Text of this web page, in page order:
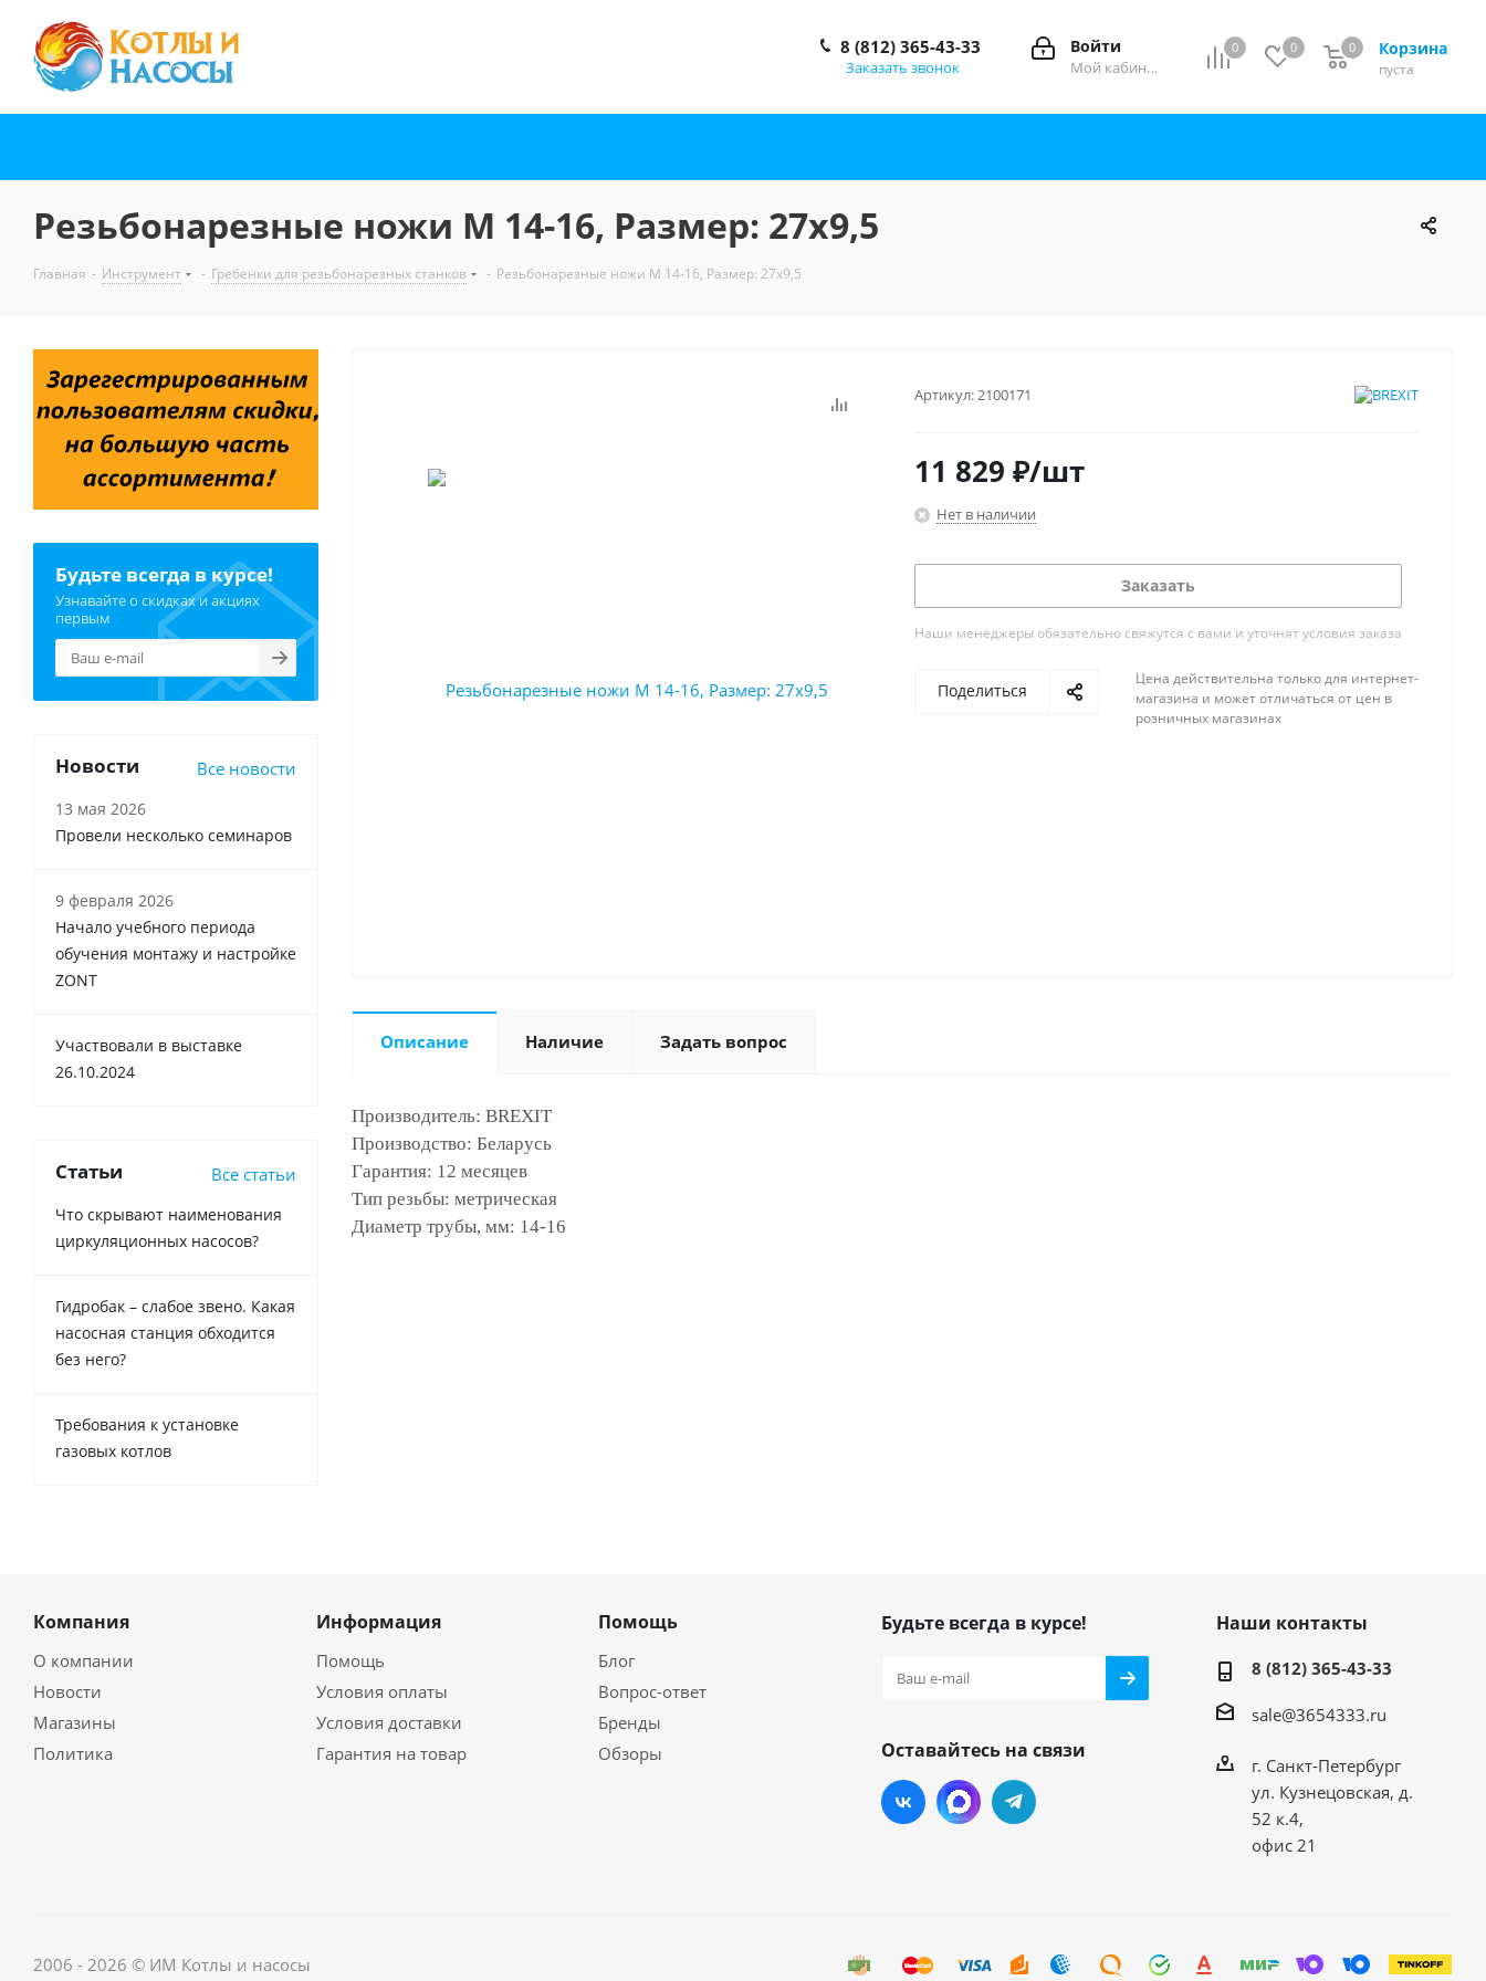
0 0 Корзина
0
пуста
0
Войти
Мой кабинет
8 (812) 365-43-33
Заказать звонок
Резьбонарезные ножи M 14-16, Размер: 27x9,5
Главная - Инструмент - Гребенки для резьбонарезных станков - Резьбонарезные ножи M 14-16, Размер: 27x9,5
Артикул:2100171
11 829 ₽/шт
Нет в наличии
Заказать
Наши менеджеры обязательно свяжутся с вами и уточнят условия заказа
Поделиться
Цена действительна только для интернет-
магазина и может отличаться от цен в
розничных магазинах
Описание Наличие Задать вопрос
Производитель: BREXIT
Производство: Беларусь
Гарантия: 12 месяцев
Тип резьбы: метрическая
Диаметр трубы, мм: 14-16
Будьте всегда в курсе!
Узнавайте о скидках и акциях
первым
Новости Все новости
13 мая 2026
Провели несколько семинаров
9 февраля 2026
Начало учебного периода
обучения монтажу и настройке
ZONT
Участвовали в выставке
26.10.2024
Статьи Все статьи
Что скрывают наименования
циркуляционных насосов?
Гидробак – слабое звено. Какая
насосная станция обходится
без него?
Требования к установке
газовых котлов
Компания
О компании
Новости
Магазины
Политика
Информация
Помощь
Условия оплаты
Условия доставки
Гарантия на товар
Помощь
Блог
Вопрос-ответ
Бренды
Обзоры
Будьте всегда в курсе!
Оставайтесь на связи
Наши контакты
8 (812) 365-43-33
sale@3654333.ru
г. Санкт-Петербург
ул. Кузнецовская, д.
52 к.4,
офис 21
2006 - 2026 © ИМ Котлы и насосы